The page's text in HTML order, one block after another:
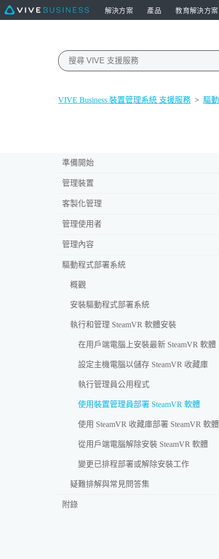
解決方案 產品 教育解決方案
VIVE Business 裝置管理系統 支援服務 > 驅
準備開始
管理裝置
客製化管理
管理使用者
管理內容
驅動程式部署系統
概觀
安裝驅動程式部署系統
執行和管理 SteamVR 軟體安裝
在用戶端電腦上安裝最新 SteamVR 軟體
設定主機電腦以儲存 SteamVR 收藏庫
執行管理員公用程式
使用裝置管理員部署 SteamVR 軟體
使用 SteamVR 收藏庫部署 SteamVR 軟體
從用戶端電腦解除安裝 SteamVR 軟體
變更已排程部署或解除安裝工作
疑難排解與常見問答集
附錄